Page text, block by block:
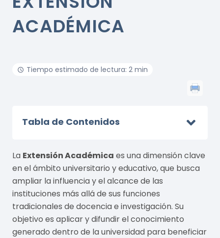
ACADÉMICA
Tiempo estimado de lectura: 2 min
Tabla de Contenidos
La Extensión Académica es una dimensión clave
en el ámbito universitario y educativo, que busca
ampliar la influencia y el alcance de las
instituciones más allá de sus funciones
tradicionales de docencia e investigación. Su
objetivo es aplicar y difundir el conocimiento
generado dentro de la universidad para beneficiar